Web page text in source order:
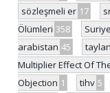
sözleşmeli er 17
Ölümleri 358 Suriye
arabistan 45
Multiplier Effect Of
Objection 1 tihv 5